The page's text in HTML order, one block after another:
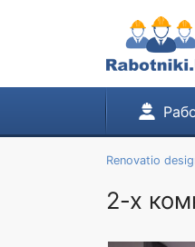
Renovatio
2-х